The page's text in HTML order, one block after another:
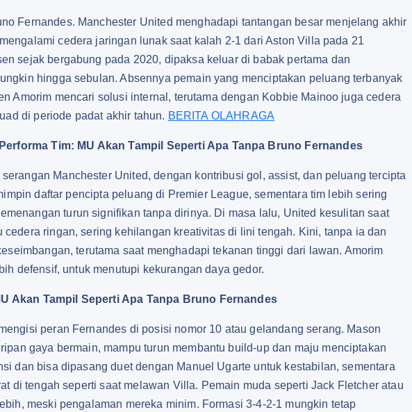
Fernandes. Manchester United menghadapi tantangan besar menjelang akhir
cedera jaringan lunak saat kalah 2-1 dari Aston Villa pada 21
sejak bergabung pada 2020, dipaksa keluar di babak pertama dan
hingga sebulan. Absennya pemain yang menciptakan peluang terbanyak
Amorim mencari solusi internal, terutama dengan Kobbie Mainoo juga cedera
di periode padat akhir tahun. BERITA OLAHRAGA
Tim: MU Akan Tampil Seperti Apa Tanpa Bruno Fernandes
Manchester United, dengan kontribusi gol, assist, dan peluang tercipta
daftar pencipta peluang di Premier League, sementara tim lebih sering
turun signifikan tanpa dirinya. Di masa lalu, United kesulitan saat
cedera ringan, sering kehilangan kreativitas di lini tengah. Kini, tanpa ia dan
terutama saat menghadapi tekanan tinggi dari lawan. Amorim
defensif, untuk menutupi kekurangan daya gedor.
Akan Tampil Seperti Apa Tanpa Bruno Fernandes
peran Fernandes di posisi nomor 10 atau gelandang serang. Mason
gaya bermain, mampu turun membantu build-up dan maju menciptakan
dan bisa dipasang duet dengan Manuel Ugarte untuk kestabilan, sementara
di tengah seperti saat melawan Villa. Pemain muda seperti Jack Fletcher atau
meski pengalaman mereka minim. Formasi 3-4-2-1 mungkin tetap